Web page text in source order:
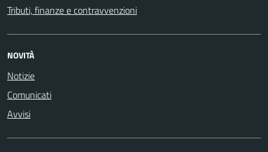
Tributi, finanze e contravvenzioni
NOVITÀ
Notizie
Comunicati
Avvisi